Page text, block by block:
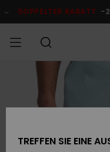
Produktinformation
DOPPELTER RABATT
FRAUEN
TREFFEN SIE EINE